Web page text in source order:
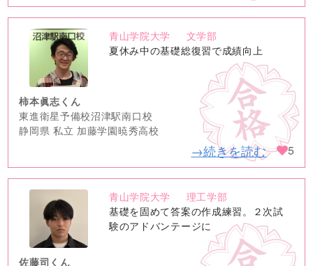
no
image
青山学院大学
文学部
夏休み中の基礎総復習で成績向上
柿本眞志くん
東進衛星予備校沼津駅南口校
静岡県 私立 加藤学園暁秀高校
→続きを読む 5
no
image
青山学院大学
理工学部
基礎を固めて答案の作成練習。２次試
験のアドバンテージに
佐藤司くん